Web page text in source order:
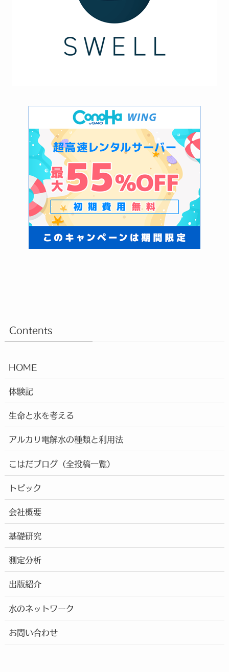
Contents
HOME
体験記
生命と水を考える
アルカリ電解水の種類と利用法
こはだブログ（全投稿一覧）
トピック
会社概要
基礎研究
測定分析
出版紹介
水のネットワーク
お問い合わせ